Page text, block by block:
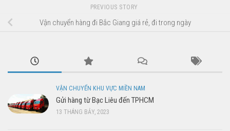
PREVIOUS STORY
Vận chuyển hàng đi Bắc Giang giá rẻ, đi trong ngày
VẬN CHUYỂN KHU VỰC MIỀN NAM
Gửi hàng từ Bạc Liêu đến TPHCM
13 THÁNG BẢY, 2023